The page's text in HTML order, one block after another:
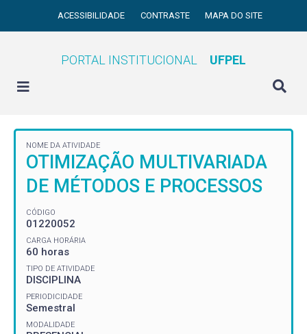
ACESSIBILIDADE CONTRASTE MAPA DO SITE
PORTAL INSTITUCIONAL UFPEL
NOME DA ATIVIDADE
OTIMIZAÇÃO MULTIVARIADA
DE MÉTODOS E PROCESSOS
CÓDIGO
01220052
CARGA HORÁRIA
60 horas
TIPO DE ATIVIDADE
DISCIPLINA
PERIODICIDADE
Semestral
MODALIDADE